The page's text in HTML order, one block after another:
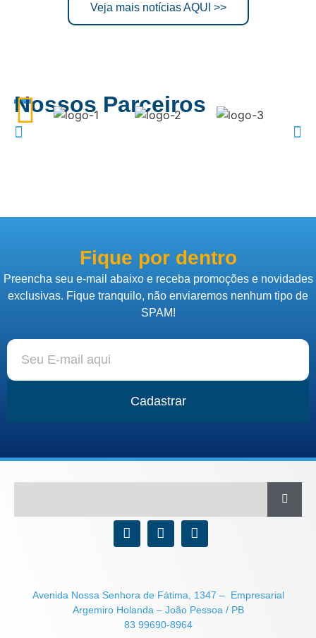
Veja mais notícias AQUI >>
Nossos Parceiros
Fique por dentro
Preencha seu e-mail abaixo e receba promoções e novidades
exclusivas. Fique tranquilo, não enviaremos nenhum tipo de
SPAM!
Cadastrar
Avenida Nossa Senhora de Fátima, 1347 – Empresarial
Argemiro Holanda – João Pessoa / PB
83 99690-8964